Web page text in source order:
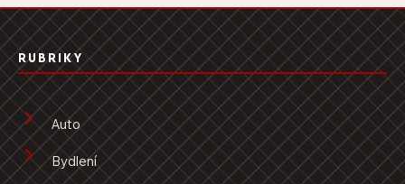
RUBRIKY
Auto
Bydlení